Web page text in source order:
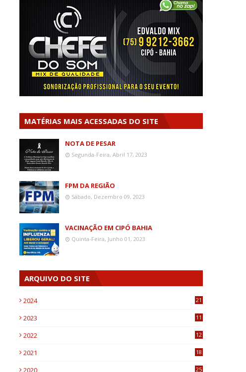
MATÉRIAS MAIS ACESSADAS DO SITE
NOTA DE PESAR
Segunda-Feira, Abril 17, 2023
FPM DA REGIÃO
Sábado, Dezembro 09, 2023
VACINAÇÃO EM CIPÓ BAHIA
Quinta-Feira, Junho 01, 2023
ARQUIVO DO SITE
2024 21
2023
11
2022
12
2021
18
2020 25